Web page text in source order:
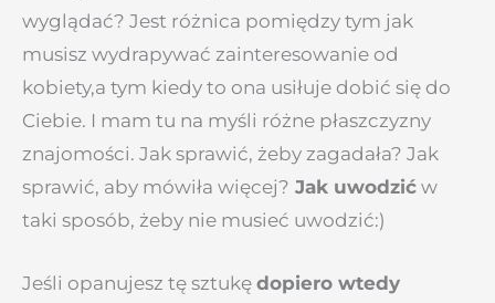
wyglądać? Jest różnica pomiędzy tym jak
musisz wydrapywać zainteresowanie od
kobiety,a tym kiedy to ona usiłuje dobić się do
Ciebie. I mam tu na myśli różne płaszczyzny
znajomości. Jak sprawić, żeby zagadała? Jak
sprawić, aby mówiła więcej? Jak uwodzić w
taki sposób, żeby nie musieć uwodzić:)
Jeśli opanujesz tę sztukę dopiero wtedy